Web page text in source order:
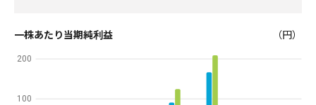
一株あたり当期純利益 （円）
100
200